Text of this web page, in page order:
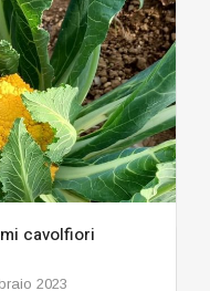
cavolfiori
2023